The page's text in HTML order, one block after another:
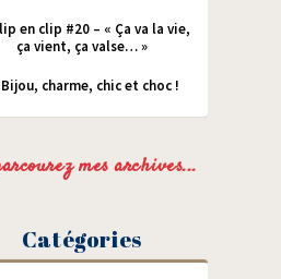
en clip #20 – « Ça va la vie,
ça vient, ça valse… »
Bijou, charme, chic et choc !
mes archives...
Catégories